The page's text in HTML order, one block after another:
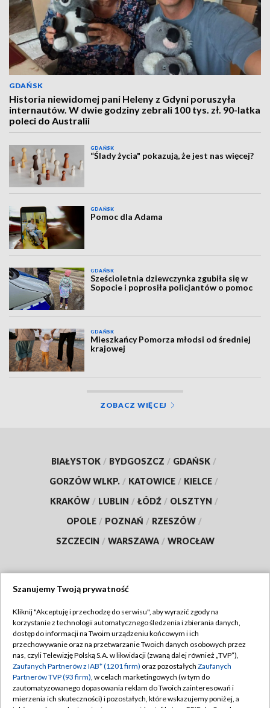
GDAŃSK
Historia niewidomej pani Heleny z Gdyni poruszyła
internautów. W dwie godziny zebrali 100 tys. zł. 90-latka
poleci do Australii
GDAŃSK
“Ślady życia" pokazują, że jest nas więcej?
GDAŃSK
Pomoc dla Adama
GDAŃSK
Sześcioletnia dziewczynka zgubiła się w
Sopocie i poprosiła policjantów o pomoc
GDAŃSK
Mieszkańcy Pomorza młodsi od średniej
krajowej
ZOBACZ WIĘCEJ
BIAŁYSTOK / BYDGOSZCZ / GDAŃSK /
GORZÓW WLKP. / KATOWICE / KIELCE /
KRAKÓW / LUBLIN / ŁÓDŹ / OLSZTYN /
OPOLE / POZNAŃ / RZESZÓW /
SZCZECIN / WARSZAWA / WROCŁAW
TVP
Abonament TVP
Emisja w TVP
Centrum informacji TVP
Naziemna Telewizja Cyfrowa
Regulamin TVP
Polityka prywatności
Moje zgody
Szanujemy Twoją prywatność
Kliknij "Akceptuję i przechodzę do serwisu", aby wyrazić zgody na
korzystanie z technologii automatycznego śledzenia i zbierania danych,
dostęp do informacji na Twoim urządzeniu końcowym i ich
przechowywanie oraz na przetwarzanie Twoich danych osobowych przez
nas, czyli Telewizję Polską S.A. w likwidacji (zwaną dalej również „TVP”),
Zaufanych Partnerów z IAB* (1201 firm) oraz pozostałych Zaufanych
Partnerów TVP (93 firm), w celach marketingowych (w tym do
zautomatyzowanego dopasowania reklam do Twoich zainteresowań i
mierzenia ich skuteczności) i pozostałych, które wskazujemy poniżej, a